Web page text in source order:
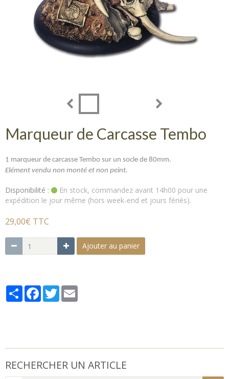
Marqueur de Carcasse Tembo
1 marqueur de carcasse Tembo sur un socle de 80mm.
Elément vendu non monté et non peint.
Disponibilité :
En stock, commandez avant 14h00 pour une
expédition le jour même (hors week-end et jours fériés).
29,00€ TTC
Ajouter au panier
PartagerFacebook
Twitter
RECHERCHER UN ARTICLE